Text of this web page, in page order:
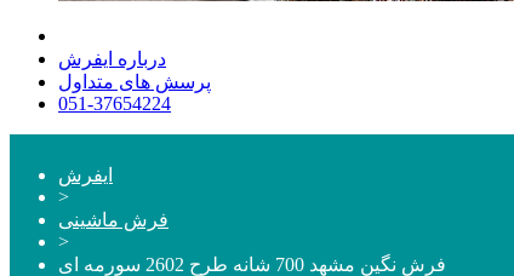
درباره ایفرش
پرسش های متداول
051-37654224
ایفرش
>
فرش ماشینی
>
فرش نگین مشهد 700 شانه طرح 2602 سورمه ای